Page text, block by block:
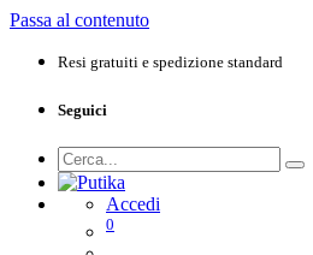
Passa al contenuto
Resi gratuiti e spedizione standard
Seguici
Accedi
0